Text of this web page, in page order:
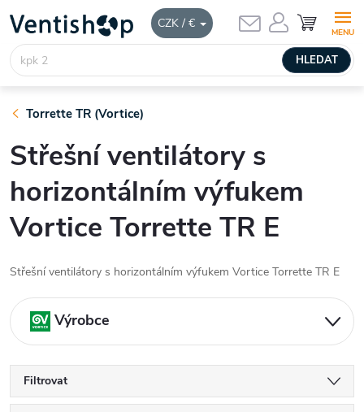
CZK / €
obsah
HLEDAT
NÁKUPNÍ
KOŠÍK
Torrette TR (Vortice)
Střešní ventilátory s
horizontálním výfukem
Vortice Torrette TR E
Střešní ventilátory s horizontálním výfukem Vortice Torrette TR E
Výrobce
Filtrovat